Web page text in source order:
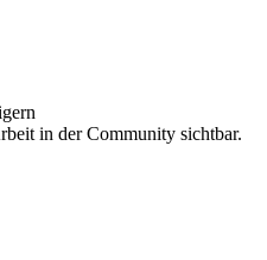
in der Community sichtbar.